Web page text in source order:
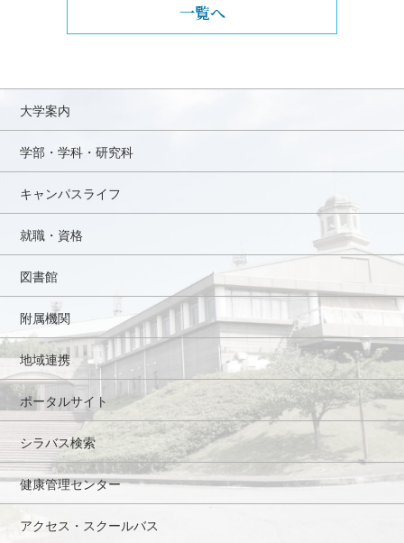
一覧へ
大学案内
学部・学科・研究科
キャンパスライフ
就職・資格
図書館
附属機関
地域連携
ポータルサイト
シラバス検索
健康管理センター
アクセス・スクールバス